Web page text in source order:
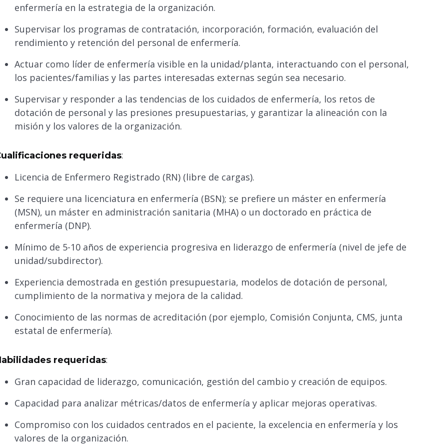
enfermería en la estrategia de la organización.
Supervisar los programas de contratación, incorporación, formación, evaluación del
rendimiento y retención del personal de enfermería.
Actuar como líder de enfermería visible en la unidad/planta, interactuando con el personal,
los pacientes/familias y las partes interesadas externas según sea necesario.
Supervisar y responder a las tendencias de los cuidados de enfermería, los retos de
dotación de personal y las presiones presupuestarias, y garantizar la alineación con la
misión y los valores de la organización.
requeridas:
Licencia de Enfermero Registrado (RN) (libre de cargas).
Se requiere una licenciatura en enfermería (BSN); se prefiere un máster en enfermería
(MSN), un máster en administración sanitaria (MHA) o un doctorado en práctica de
enfermería (DNP).
Mínimo de 5-10 años de experiencia progresiva en liderazgo de enfermería (nivel de jefe de
unidad/subdirector).
Experiencia demostrada en gestión presupuestaria, modelos de dotación de personal,
cumplimiento de la normativa y mejora de la calidad.
Conocimiento de las normas de acreditación (por ejemplo, Comisión Conjunta, CMS, junta
estatal de enfermería).
requeridas:
Gran capacidad de liderazgo, comunicación, gestión del cambio y creación de equipos.
Capacidad para analizar métricas/datos de enfermería y aplicar mejoras operativas.
Compromiso con los cuidados centrados en el paciente, la excelencia en enfermería y los
valores de la organización.